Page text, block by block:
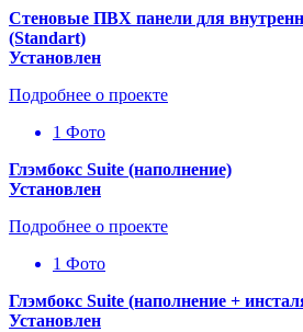
Стеновые ПВХ панели для
(Standart)
Установлен
Подробнее о проекте
1 Фото
Глэмбокс Suite (наполнение)
Установлен
Подробнее о проекте
1 Фото
Глэмбокс Suite (наполнение +
Установлен